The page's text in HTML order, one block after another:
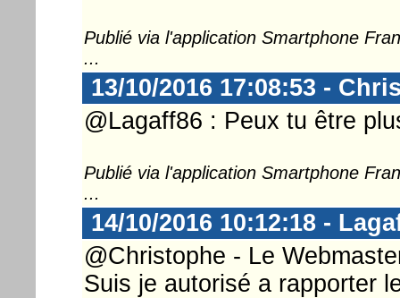
Publié via l'application Smartphone
...
13/10/2016 17:08:53 -
@Lagaff86 : Peux tu être
Publié via l'application Smartphone
...
14/10/2016 10:12:18 -
@Christophe - Le
Suis je autorisé a rapporter